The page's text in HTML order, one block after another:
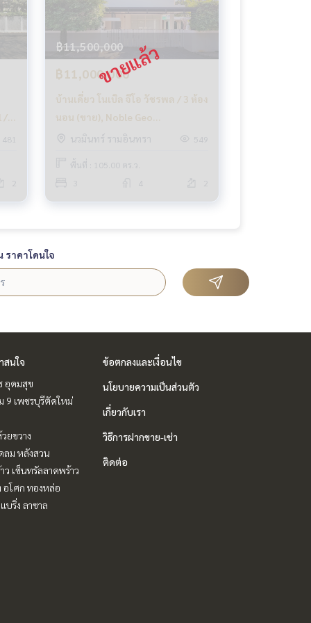
3
481
฿11,500,000
฿11,000,000
บ้านเดี่ยว โนเบิล จีโอ วัชรพล / 3 ห้อง
นอน (ขาย), Noble Geo
Watcharapol / Detached House 3
นวมินทร์ รามอินทรา 549
พื้นที่ : 105.00 ตร.ว.
4
ราคาโดนใจ
สนใจ
อุดมสุข
9 เพชรบุรีตัดใหม่
ยขวาง
ลม หลังสวน
ว เซ็นทรัลลาดพร้าว
อโศก ทองหล่อ
บริ่ง ลาซาล
ข้อตกลงและเงื่อนไข
นโยบายความเป็นส่วนตัว
เกี่ยวกับเรา
วิธีการฝากขาย-เช่า
ติดต่อ